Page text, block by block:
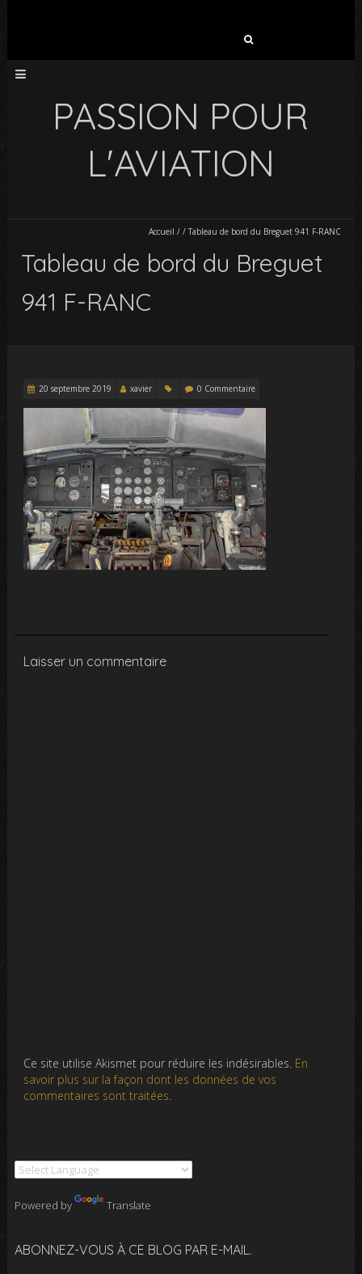
PASSION POUR
L'AVIATION
Accueil / / Tableau de bord du Breguet 941 F-RANC
Tableau de bord du Breguet
941 F-RANC
20 septembre 2019 xavier 0 Commentaire
Laisser un commentaire
Ce site utilise Akismet pour réduire les indésirables. En
savoir plus sur la façon dont les données de vos
commentaires sont traitées.
Powered by Translate
ABONNEZ-VOUS À CE BLOG PAR E-MAIL.